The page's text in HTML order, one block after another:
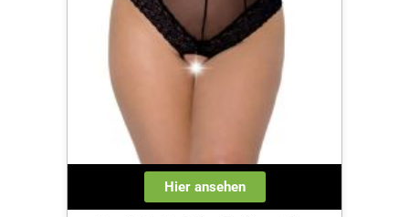
Hier ansehen